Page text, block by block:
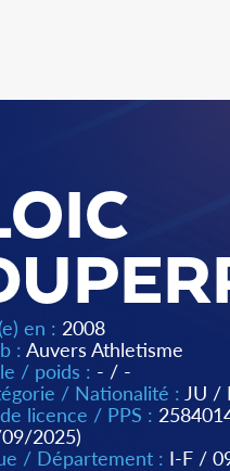
en : 2008
:Auvers Athletisme
/ poids : - / -
/ Nationalité : JU /
licence / PPS :
2025)
/ Département : I-F /